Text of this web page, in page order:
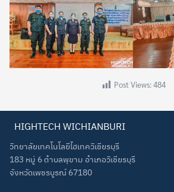
Search
for:
Search
Post Views:484
HIGHTECH WICHIANBURI
วิทยาลัยเทคโนโลยีไฮเทควิเชียรบุรี
183 หมู่ 6 ตำบลพุขาม อำเภอวิเชียรบุรี
จังหวัดเพชรบูรณ์ 67180